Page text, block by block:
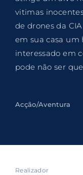
vitimas
de drones da
em sua casa
interessado em
pode não ser
Acção/Aventura
Realizador